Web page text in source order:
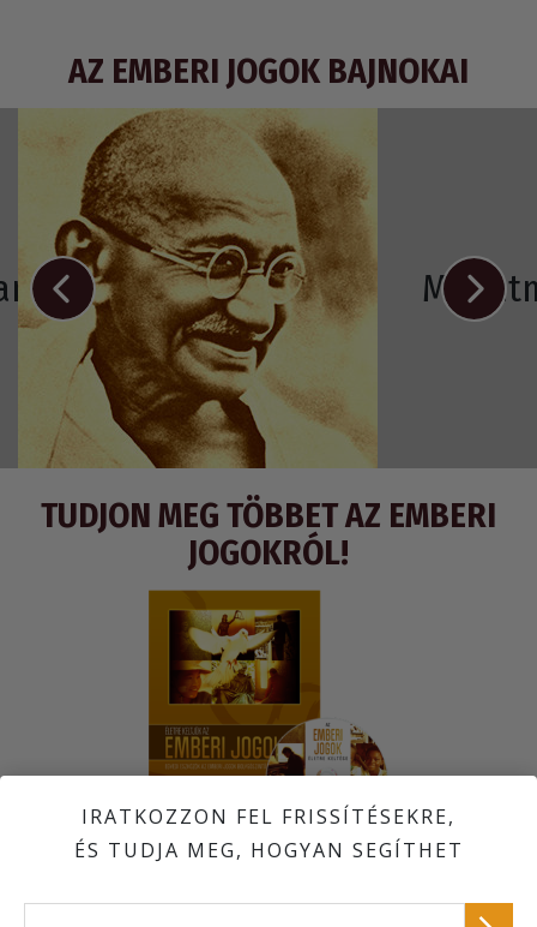
AZ EMBERI JOGOK BAJNOKAI
Horta
TUDJON MEG TÖBBET AZ EMBERI
JOGOKRÓL!
DVD, amely bevezetést ad egész világra kiterjedő emberi jogi
30 társadalmi célú hirdetés, amelyek az Emberi Jogok
IRATKOZZON FEL FRISSÍTÉSEKRE,
ÉS TUDJA MEG, HOGYAN SEGÍTHET